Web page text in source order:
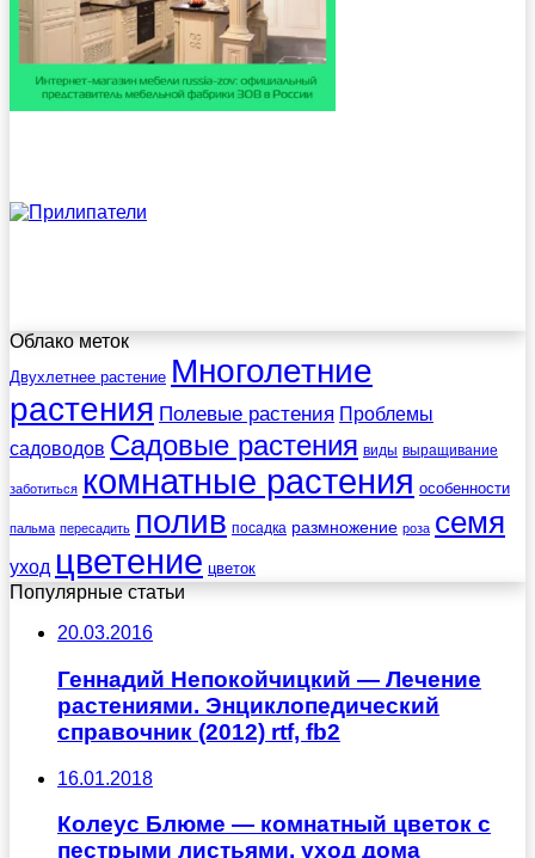
Облако меток
Двухлетнее растение Многолетние
растения Полевые растения Проблемы
садоводов Садовые растения виды выращивание
заботиться комнатные растения особенности
пальма пересадить полив посадка размножение роза семя
уход цветение цветок
Популярные статьи
20.03.2016
Геннадий Непокойчицкий — Лечение
растениями. Энциклопедический
справочник (2012) rtf, fb2
16.01.2018
Колеус Блюме — комнатный цветок с
пестрыми листьями, уход дома